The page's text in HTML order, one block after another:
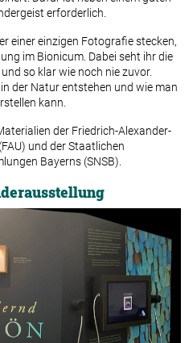
erforderlich.
einer einzigen Fotografie stecken,
im Bionicum. Dabei seht ihr die
so klar wie noch nie zuvor.
der Natur entstehen und wie man
kann.
der Friedrich-Alexander-
und der Staatlichen
Bayerns (SNSB).